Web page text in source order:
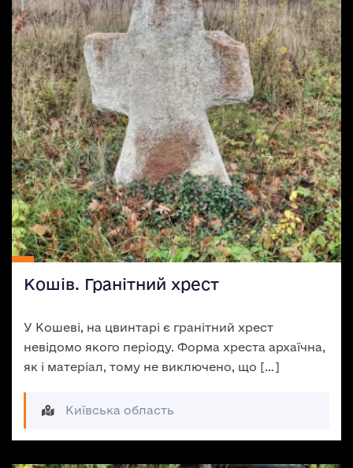
Кошів. Гранітний хрест
У Кошеві, на цвинтарі є гранітний хрест
невідомо якого періоду. Форма хреста архаїчна,
як і матеріал, тому не виключено, що […]
Київська область